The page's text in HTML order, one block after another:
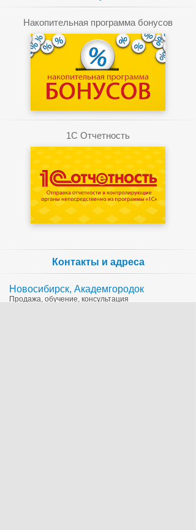
Накопительная программа бонусов
1C Отчетность
Контакты и адреса
Новосибирск, Академгородок
Продажа, обучение, консультация